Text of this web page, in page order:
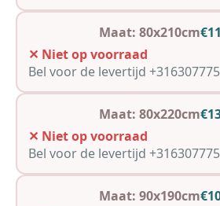
Maat: 80x210cm
✕ Niet op voorraad
Bel voor de levertijd
Maat: 80x220cm
✕ Niet op voorraad
Bel voor de levertijd
Maat: 90x190cm